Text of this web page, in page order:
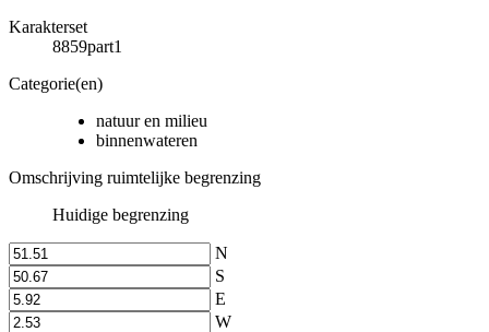
Karakterset
8859part1
Categorie(en)
natuur en milieu
binnenwateren
Omschrijving ruimtelijke begrenzing
Huidige begrenzing
N
S
E
W